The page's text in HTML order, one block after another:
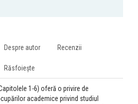
Despre autor Recenzii
Răsfoiește
1-6) oferă o privire de
academice privind studiul